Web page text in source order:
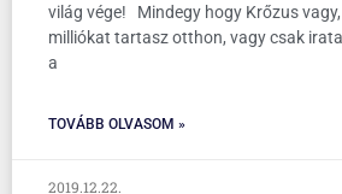
világ vége! Mindegy hogy Krőzus
milliókat tartasz otthon, vagy csak
a
TOVÁBB OLVASOM »
2019.12.22.